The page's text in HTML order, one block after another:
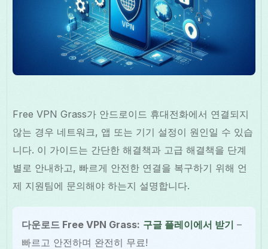
Free VPN Grass가 안드로이드 휴대전화에서 연결되지
않는 경우 네트워크, 앱 또는 기기 설정이 원인일 수 있습
니다. 이 가이드는 간단한 해결책과 고급 해결책을 단계
별로 안내하고, 빠르게 안전한 연결을 복구하기 위해 언
제 지원팀에 문의해야 하는지 설명합니다.
다운로드 Free VPN Grass: 구글 플레이에서 받기 –
빠르고 안전하며 완전히 무료!